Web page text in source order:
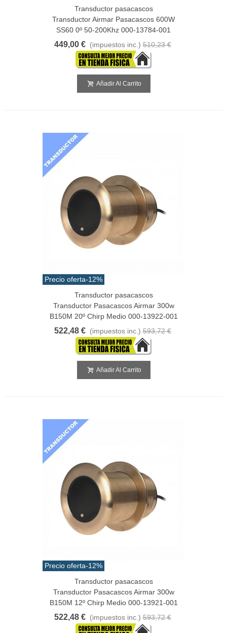
Transductor pasacascos
Transductor Airmar Pasacascos 600W
SS60 0º 50-200Khz 000-13784-001
449,00 € (impuestos inc.) 510,23 €
Añadir Al Carrito
Precio oferta-12%
Transductor pasacascos
Transductor Pasacascos Airmar 300w
B150M 20º Chirp Medio 000-13922-001
522,48 € (impuestos inc.) 593,72 €
Añadir Al Carrito
Precio oferta-12%
Transductor pasacascos
Transductor Pasacascos Airmar 300w
B150M 12º Chirp Medio 000-13921-001
522,48 € (impuestos inc.) 593,72 €